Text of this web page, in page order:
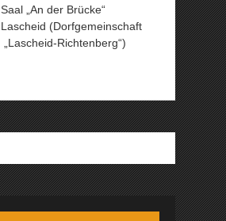
Saal „An der Brücke“
Lascheid (Dorfgemeinschaft
„Lascheid-Richtenberg“)